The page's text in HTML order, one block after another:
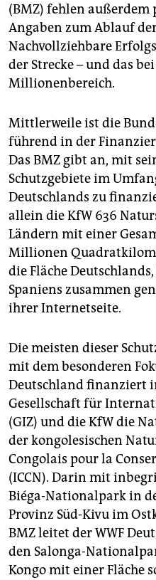
(BMZ) fehlen
Angaben zum Ablauf
Nachvollziehbare
der Strecke – und das
Millionenbereich.
Mittlerweile ist die
führend in der
Das BMZ gibt an, mit
Schutzgebiete im
Deutschlands zu
allein die KfW 636
Ländern mit einer
Millionen
die Fläche
Spaniens zusammen
ihrer Internetseite.
Die meisten dieser
mit dem besonderen
Deutschland finanziert
Gesellschaft für
(GIZ) und die KfW die
der kongolesischen
Congolais pour la
(ICCN). Darin mit
Biéga-Nationalpark in
Provinz Süd-Kivu im
BMZ leitet der WWF
den Salonga-
Kongo mit einer Fläche